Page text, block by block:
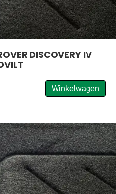
DISCOVERY IV
Winkelwagen